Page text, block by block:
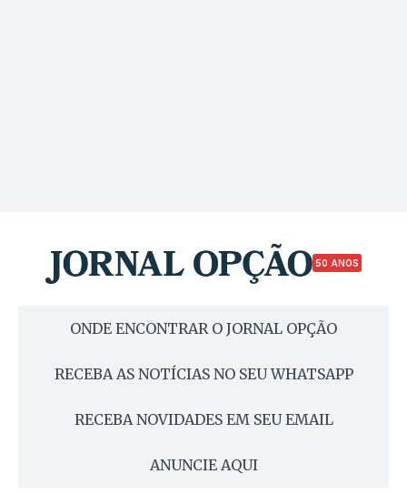
50 ANOS
ONDE ENCONTRAR O JORNAL OPÇÃO
RECEBA AS NOTÍCIAS NO SEU WHATSAPP
RECEBA NOVIDADES EM SEU EMAIL
ANUNCIE AQUI